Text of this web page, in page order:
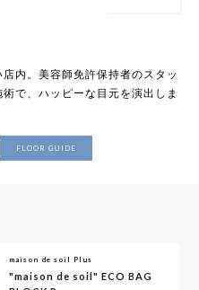
内。美容師免許保持者のスタッ
で、ハッピーな目元を演出しま
FLOOR GUIDE
maison de soil Plus
"maison de soil" ECO BAG